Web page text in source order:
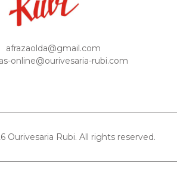
afrazaolda@gmail.com
online@ourivesaria-rubi.com
Ourivesaria Rubi. All rights reserved.